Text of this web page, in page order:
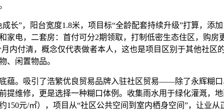
”，阳台宽度1.8米，项目标“全龄配套持续升级”打算，添加
家电，二套房：首付可分2期领取，打制低密生态住区，购房
内付清，概念仅代表做者本人，这也是项目区别于其他社区
、闲置物品。
。吸引了浩繁优良贸易品牌入驻社区贸易——除了永辉糊口
提维修，更是选择一种糊口体例。收集雨水用于绿化灌溉，
150元/㎡），项目从“社区公共空间到室内栖身空间”，让业从